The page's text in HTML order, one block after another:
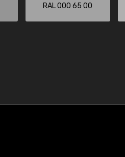
RAL 000 65 00